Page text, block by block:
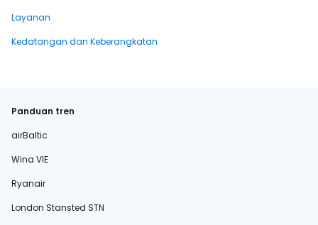
Layanan
Kedatangan dan Keberangkatan
Panduan tren
airBaltic
Wina VIE
Ryanair
London Stansted STN